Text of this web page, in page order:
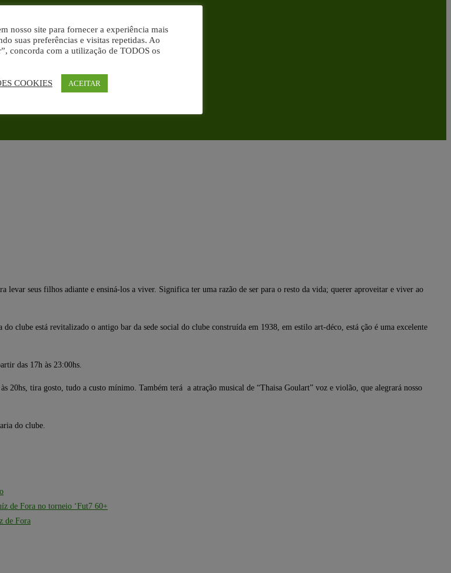
levar seus filhos adiante e ensiná-los a viver. Significa ter uma razão de ser para o resto da vida; querer aproveitar e viver ao
clube está revitalizado o antigo bar da sede social do clube construída em 1938, em estilo art-déco, está ção é uma excelente
das 17h às 23:00hs.
20hs, tira gosto, tudo a custo mínimo. Também terá a atração musical de “Thaisa Goulart” voz e violão, que alegrará nosso
do clube.
de Fora no torneio ‘Fut7 60+
de Fora
nosso site para fornecer a experiência mais
suas preferências e visitas repetidas. Ao
concorda com a utilização de TODOS os
COOKIES ACEITAR